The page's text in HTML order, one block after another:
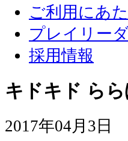
ご利用にあ
プレイリー
採用情報
キドキド ら
2017年04月3日